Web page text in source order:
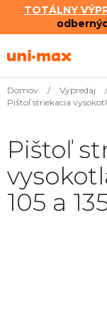
TOTÁLNY
na
Domov / Výpredaj /
Pištoľ striekacia
Pištoľ
105 a